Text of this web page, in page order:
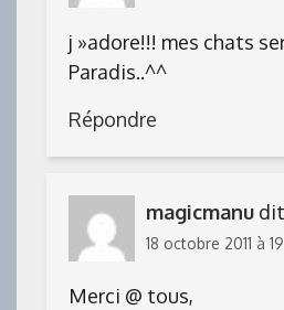
j »adore!!! mes chats
Paradis..^^
Répondre
magicmanu
18 octobre 2011 à
Merci @ tous,